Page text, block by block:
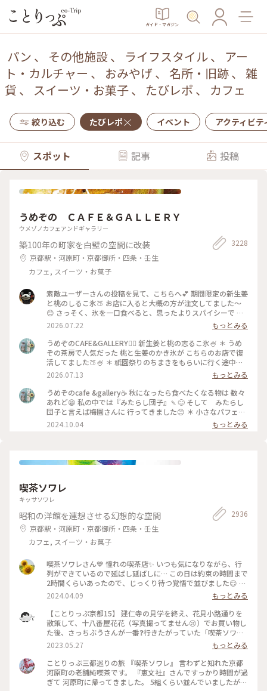
ガイド・マガジン
パン 、 その他施設、 ライフスタイル、 アー
ト・カルチャー 、 おみやげ 、 名所・旧跡、 雑
貨 、 スイーツ・お菓子、 たびレポ 、 カフェ
絞り込む たびレポ イベント アクティビテ
スポット 記事 投稿
うめぞの ＣＡＦＥ＆ＧＡＬＬＥＲＹ
ウメゾノカフェアンドギャラリー
築100年の町家を白壁の空間に改装
京都駅・河原町・京都御所・四条・壬生
カフェ, スイーツ・お菓子
3228
素敵ユーザーさんの投稿を見て、こちらへ💕 期間限定の新生姜
と桃のしるこ氷🍑 お店に入ると大概の方が注文してました〜
😊 さっそく、氷を一口食べると、思ったよりスパイシーで 生
姜の風味が口いっぱい広がります🥰 氷で生姜…はじめて…！
桃も程よい量で、食べ進めると下には、こし餡！ だから、し
るこなんですね〜🤔 頼んだ時は、何でだろうと思ったけど、な
るほど〜です😘 この後も、山鉾巡りなので、あっという間に
汗💦になるけど、 真夏に食べるかき氷🍧、魅力的ですよね✨✨
2026.07.22
もっとみる
うめぞのCAFE&GALLERY🏳️‍🌈 新生姜と桃の志るこ氷🍧 ＊ うめ
ぞの茶房で人気だった 桃と生姜のかき氷が こちらのお店で復
活してました🍑🍧 ＊ 祇園祭りのちまきをもらいに行く途中に
寄ろうかなどうしようかな？と 考えながら前を通ったら桃氷
の看板でていたので スルーできませんでした😆 ＊ ぴりりとく
る新生姜のシロップが すごいアクセントになって🫚 合間合間
にみずみずしい桃のスライスを いただきます🍑 ちょっと見え
づらいですが 中にはもっちり白玉と そしてこし餡が入ってい
るので 最後には、しるこ氷としていただきました😊 ＊ 人気か
き氷だけに🍧 私が最後の一杯だったようで 注文したあとにす
に幸せでした😊 ＊ ギャラリーでは風鈴展が🎐 陶器のブルーの
めぞの #梅園
2026.07.13
もっとみる
うめぞのcafe &gallery☕️ 秋になったら食べたくなる物は 数々
あれど😁 私の中では『みたらし団子』🍡😊 そして みたらし
団子と言えば梅園さんに 行ってきました😊 ＊ 小さなパフェと
みたらし団子のセット🩷 この小さなパフェのセットが復活し
て 小躍りです😁 パフェにはわらび餅と小さな抹茶アイスとク
しい 蜜がたっぷりのみたらし団子はやっぱり 美味しかったで
れます😊 店内の配置を変えられたようで✨ 奥の中庭前の席が2
人席になり 通い始めて幾数年 初めて窓際に座る事ができま
した😊 中庭がいい感じです😊🌳 ＊ うめぞのcafe＆galleryは
ちょっと甘い物が食べたいなぁーと 思う時に足が向いてしま
うお店です😊 #京都カフェ #パフェ活2024 #みたらし団子 #秋
の彩り #クラシカルな街 #私の好きな京都
2024.10.04 もっとみる
喫茶ソワレ
キッサソワレ
昭和の洋館を連想させる幻想的な空間
京都駅・河原町・京都御所・四条・壬生
カフェ, スイーツ・お菓子
2936
喫茶ソワレさん💙 憧れの喫茶店✨ いつも気になりながら、行
列ができているので延ばし延ばしに… この日は約束の時間まで
2時間くらいあったので、じっくり待つ覚悟で並びました😊 待
つ間も皆さんの投稿で拝見していた青の世界を想像し、ワクワ
ク💓 結局1時間ほど待ち、店内へ。 1番奥の、部屋が見渡せる
席に着きました。 深く青く、まるで別世界に入ったようです
💙 ぶどうの透かし彫りやライトもクラシックでキレイ✨ 頼ん
だのはご存じゼリーポンチ🌈✨ キレイ～✨ 優しいランプの明か
りにかざすとキラキラします✨ ゼリーの懐かしい感じや優しい
炭酸もいい！ 中の氷がゼリーと同じサイズで、ゼリーだと思
って口に入れてびっくりしてしまいました💦 あっという間に
食べ終わってしまいました😣 まだこの雰囲気の中にいたくて
コーヒーでも頼みたい…と思いましたが、きっと外には長い行
列ができているでしょうからお店を後にしました。 またこの
2024.04.09
もっとみる
【ことりっぷ京都15】 建仁寺の見学を終え、花見小路通りを
散策して、十八番屋花花（写真撮ってません😢）でお買い物し
た後、さっちぶうさんが一番❓行きたがっていた「喫茶ソワ
レ」さんに向かいました😊 人気のお店なので長蛇の列ができ
ていると覚悟して行ったのですが、運良く２組しか待っていま
せんでした😄 15分くらいで案内され、２階の窓側の席へ。若
いグループばっかり😱 あ、でも、男性だけで来ているグルー
プも😊 私はヨーグルトポンチ、さっちぶうさんはゼリーポン
2023.05.27
もっとみる
ことりっぷ三都巡りの旅 『喫茶ソワレ』 言わずと知れた京都
河原町の老舗純喫茶です。 『恵文社』さんですっかり時間が過
ぎて 河原町に帰ってきました。 5組くらい並んでいましたが、